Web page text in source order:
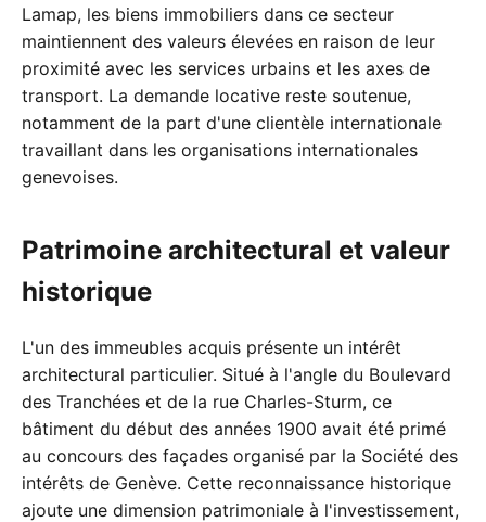
Lamap, les biens immobiliers dans ce secteur
maintiennent des valeurs élevées en raison de leur
proximité avec les services urbains et les axes de
transport. La demande locative reste soutenue,
notamment de la part d'une clientèle internationale
travaillant dans les organisations internationales
genevoises.
Patrimoine architectural et valeur
historique
L'un des immeubles acquis présente un intérêt
architectural particulier. Situé à l'angle du Boulevard
des Tranchées et de la rue Charles-Sturm, ce
bâtiment du début des années 1900 avait été primé
au concours des façades organisé par la Société des
intérêts de Genève. Cette reconnaissance historique
ajoute une dimension patrimoniale à l'investissement,